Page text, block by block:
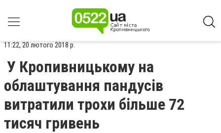
11:22, 20 лютого 2018 р.
У Кропивницькому на
облаштування пандусів
витратили трохи більше 72
тисяч гривень